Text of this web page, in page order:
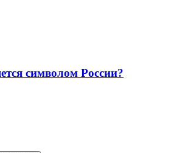
символом России?